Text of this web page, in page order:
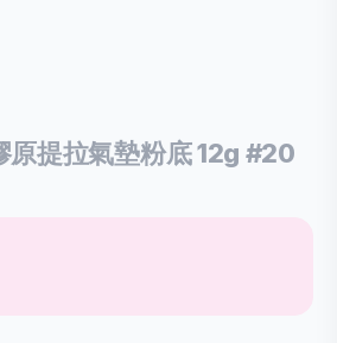
原提拉氣墊粉底 12g #20